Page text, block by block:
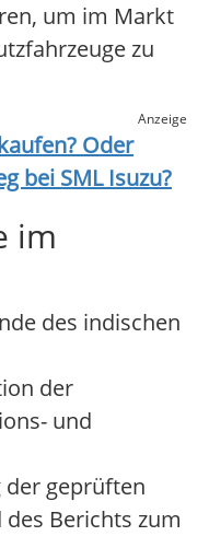
um im Markt
zu
Anzeige
Oder
bei SML Isuzu?
im
des indischen
der
und
geprüften
des Berichts zum